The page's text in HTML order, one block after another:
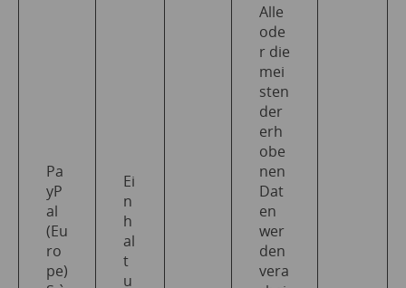
Pa
yP
al
(Eu
ro
pe)
Ei
n
h
al
t
u
Alle
ode
r die
mei
sten
der
erh
obe
nen
Dat
en
wer
den
vera